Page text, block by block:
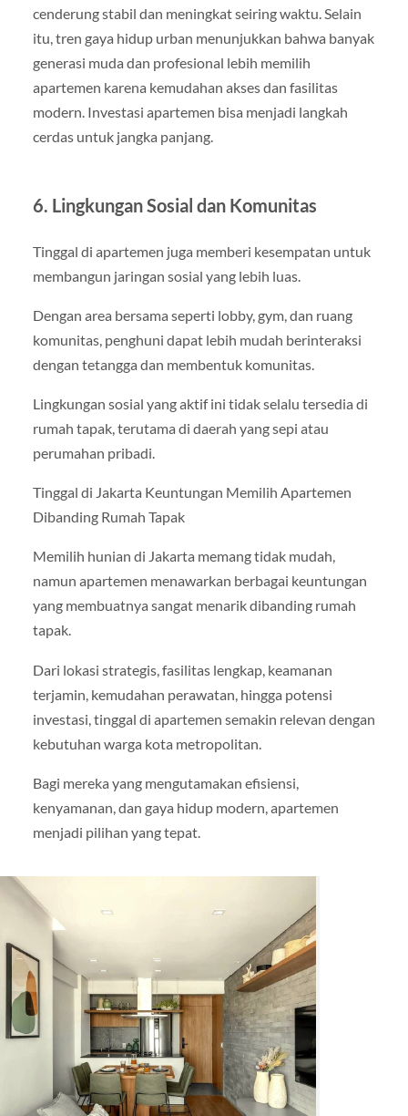
cenderung stabil dan meningkat seiring waktu. Selain
itu, tren gaya hidup urban menunjukkan bahwa banyak
generasi muda dan profesional lebih memilih
apartemen karena kemudahan akses dan fasilitas
modern. Investasi apartemen bisa menjadi langkah
cerdas untuk jangka panjang.
6. Lingkungan Sosial dan Komunitas
Tinggal di apartemen juga memberi kesempatan untuk
membangun jaringan sosial yang lebih luas.
Dengan area bersama seperti lobby, gym, dan ruang
komunitas, penghuni dapat lebih mudah berinteraksi
dengan tetangga dan membentuk komunitas.
Lingkungan sosial yang aktif ini tidak selalu tersedia di
rumah tapak, terutama di daerah yang sepi atau
perumahan pribadi.
Tinggal di Jakarta Keuntungan Memilih Apartemen
Dibanding Rumah Tapak
Memilih hunian di Jakarta memang tidak mudah,
namun apartemen menawarkan berbagai keuntungan
yang membuatnya sangat menarik dibanding rumah
tapak.
Dari lokasi strategis, fasilitas lengkap, keamanan
terjamin, kemudahan perawatan, hingga potensi
investasi, tinggal di apartemen semakin relevan dengan
kebutuhan warga kota metropolitan.
Bagi mereka yang mengutamakan efisiensi,
kenyamanan, dan gaya hidup modern, apartemen
menjadi pilihan yang tepat.